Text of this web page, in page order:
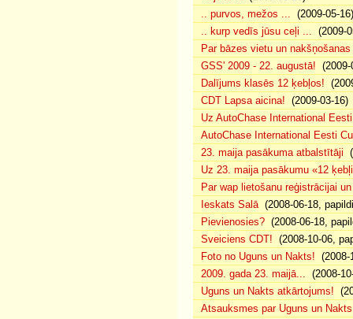
.. purvos, mežos ... (2009-05-16)
.. kurp vedīs jūsu ceļi ... (2009-
Par bāzes vietu un
GSS' 2009 - 22. augustā! (2009-
Dalījums klasēs 12 ķebļos!
CDT Lapsa aicina! (2009-03-16)
Uz AutoChase International
AutoChase International Eesti
23. maija pasākuma atbalstītāji
Uz 23. maija pasākumu «12
Par wap lietošanu reģistrācijai
Ieskats Salā(2008-06-18,
Pievienosies? (2008-06-18,
Sveiciens CDT! (2008-10-06,
Foto no Uguns un Nakts! (2008-
2009. gada 23. maijā... (2008-
Uguns un Nakts atkārtojums!
Atsauksmes par Uguns un Nakts